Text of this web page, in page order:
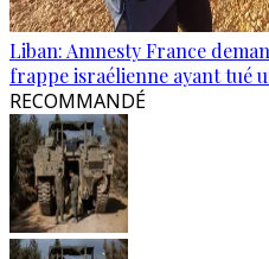
Liban: Amnesty France
frappe israélienne ayant tué
RECOMMANDÉ